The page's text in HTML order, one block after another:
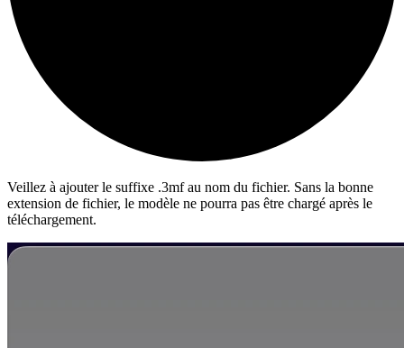
Veillez à ajouter le suffixe .3mfau nom du fichier. Sans la bonne
extension de fichier, le modèle ne pourra pas être chargé après le
téléchargement.